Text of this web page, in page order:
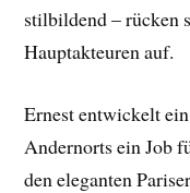
stilbildend – rücken
Hauptakteuren auf.
Ernest entwickelt
Andernorts ein Job
den eleganten